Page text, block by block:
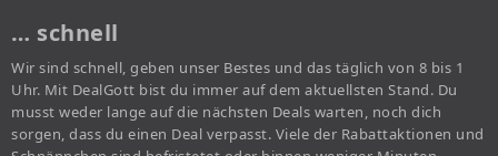
… schnell
Wir sind schnell, geben unser Bestes und das täglich von 8 bis 1
Uhr. Mit DealGott bist du immer auf dem aktuellsten Stand. Du
musst weder lange auf die nächsten Deals warten, noch dich
sorgen, dass du einen Deal verpasst. Viele der Rabattaktionen und